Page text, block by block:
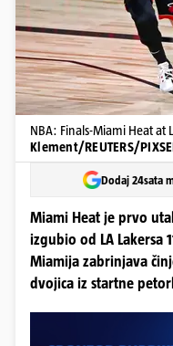
NBA: Finals-Miami Heat at
Klement/REUTERS/
Dodaj 24sata
Miami Heat je prvo
izgubio od LA Lakersa
Miamija zabrinjava
dvojica iz startne